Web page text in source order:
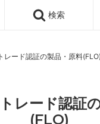
検索
レード認証の製品・原料(FLO)
レード認証
(FLO)